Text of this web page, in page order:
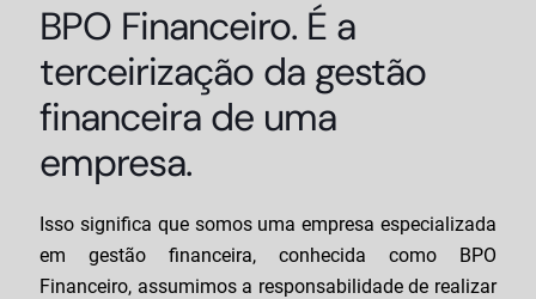
BPO Financeiro. É a
terceirização da gestão
financeira de uma
empresa.
Isso significa que somos uma empresa especializada
em gestão financeira, conhecida como BPO
Financeiro, assumimos a responsabilidade de realizar